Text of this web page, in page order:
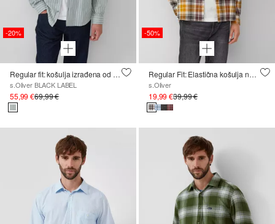
-20%
Regular fit: košulja izrađena od rastezljivog pamuka koji se lako održava
s.Oliver BLACK LABEL
55,99 €69,99 €
-50%
Regular Fit: Elastična košulja na kopčanje s kariranim uzorkom
s.Oliver
19,99 €39,99 €